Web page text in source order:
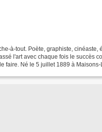
à-tout. Poète, graphiste, cinéaste,
l'art avec chaque fois le succès
faire. Né le 5 juillet 1889 à Maisons-